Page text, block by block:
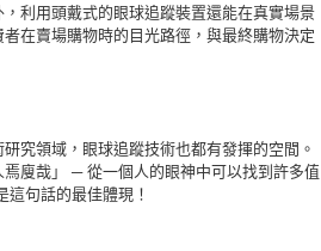
利用頭戴式的眼球追蹤裝置還能在真實場景
在賣場購物時的目光路徑，與最終購物決定
究領域，眼球追蹤技術也都有發揮的空間。
廋哉」 ─ 從一個人的眼神中可以找到許多值
句話的最佳體現！